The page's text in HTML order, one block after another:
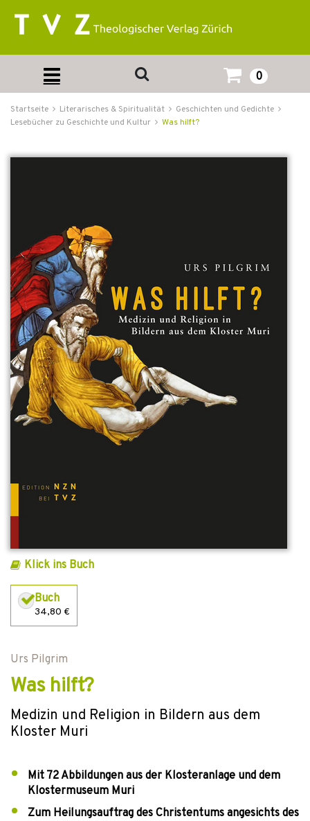
0
Startseite Literarisches & Spiritualität
Geschichten und Gedichte
Lesebücher zu Geschichte und Kultur
Was hilft?
Klick ins Buch
Buch
34,80 €
Urs Pilgrim
Was hilft?
Medizin und Religion in Bildern aus dem
Kloster Muri
Mit 72 Abbildungen aus der Klosteranlage und dem
Klostermuseum Muri
Zum Heilungsauftrag des Christentums angesichts des